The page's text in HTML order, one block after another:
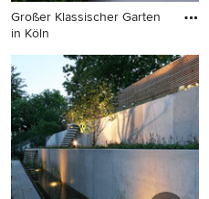
Großer Klassischer Garten
in Köln
Großer Klassischer Garten in
Köln